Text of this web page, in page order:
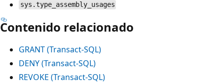
sys.type_assembly_usages
Contenido relacionado
GRANT (Transact-SQL)
DENY (Transact-SQL)
REVOKE (Transact-SQL)